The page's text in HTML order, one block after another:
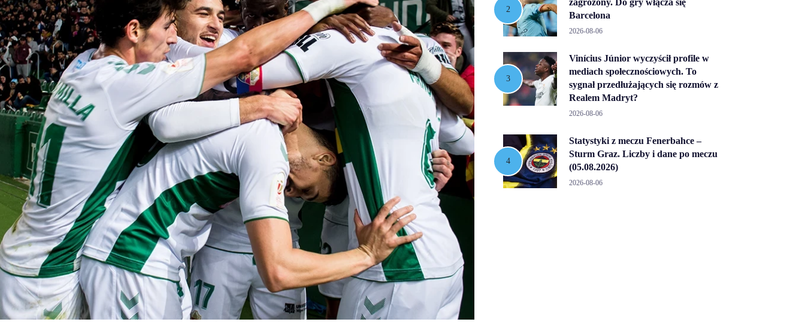
Barcelona
2026-08-06
Vinícius Júnior wyczyścił profile w
mediach społecznościowych. To
sygnał przedłużających się rozmów z
Realem Madryt?
2026-08-06
Statystyki z meczu Fenerbahce –
Sturm Graz. Liczby i dane po meczu
(05.08.2026)
2026-08-06